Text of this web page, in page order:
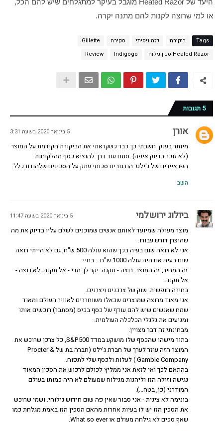
או למי שרוצה לקנות להם מתנה יקרה.
Tags ביקורת כזה ניסיתי סקירה
Gillette
Heated Razor סכין גילוח
Indigogo
Review
5 תגובות
אורן 5 בינואר 2020 בשעה 3:31
מיותר בענק. חשבתי כך כבר כשקראתי את הביקורת הקודמת על המוצר
(לא זוכר בדיוק איפה). סתם עוד דרך להוציא כסף מהלקוחות
הפראיירים של ג'ילט. הם גובים סכומי עתק על הסכינים שלהם ובכלל.
השב
ביולוג ירושלמי 5 בינואר 2020 בשעה 11:47
מוצר מעולה שמיועד לאותם אנשים שמוכנים לשלם עליו בדיוק את מה
שהיצרן דורש עבורו.
אני לא רואה שום בעיה בכך שהוא עולה 500 ש"ח, גם לא הייתי רואה
שום בעיה אם היה עולה 1000 ש"ח... בחיי.
זה המחיר, זה המוצר. רוצה - תקנה. יקר לך מדי - אל תקנה. לא רוצה -
אל תקנה.
בחירה חופשית. שוק של צרכנים ויצרנים.
אני מאוד מרוצה שמוצרים שכאלו משוחררים לאוויר העולם ומאוד
שמח שאנשים שיש להם עודף של כסף בכיס (מסתבר) רוכשים אותו
ומניעים את גלגלי הכלכלה העולמית.
מבחינתי זה דבר מצויין.
בתור מישהו שהכסף שלו מושקע במדד S&P500, כל צרכן שרוכש את
המוצר הזה עוזר לערך של חברת ג'ילט (חברה בת של Procter &
Gamble Company ) לעלות ולכסף שלי לתפוח.
בהתאם לכך ואי לזאת אני ממליץ לכולם לרכוש את הסכין המאוד
נגישה וזולה הזו וליהנות מגילוח שמעולם לא היה כמותו בעולם
המודרני (כן, בטח...).
בונימה לא צינית - אני סבור שאין פה שום חידוש גילוחי. ושמי שרוכש
את הסכין הזו יש לו בעיות אחרות מהאם הסכין הזו באמת מגלחת כמו
שאף סכים לא גילחה מעולם או What so ever.